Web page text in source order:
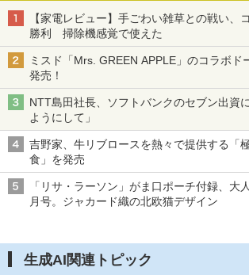
【家電レビュー】手ごわい雑草との戦い、
勝利 掃除機感覚で使えた
ミスド「Mrs. GREEN APPLE」のコラボド
発売！
NTT島田社長、ソフトバンクのセブン出資
ようにして」
吉野家、牛リブロースを熱々で提供する「
食」を発売
「リサ・ラーソン」がま口ポーチ付録、大
月号。ジャカード織の北欧猫デザイン
生成AI関連トピック